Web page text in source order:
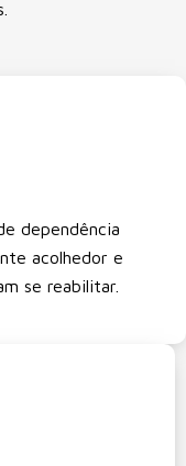
dependência
acolhedor e
se reabilitar.